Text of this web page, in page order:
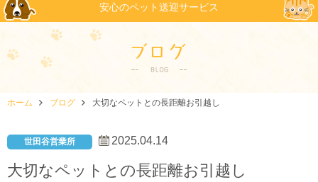
安心のペット送迎サービス
ホーム ブログ 大切なペットとの長距離お引越し
世田谷営業所 2025.04.14
大切なペットとの長距離お引越し